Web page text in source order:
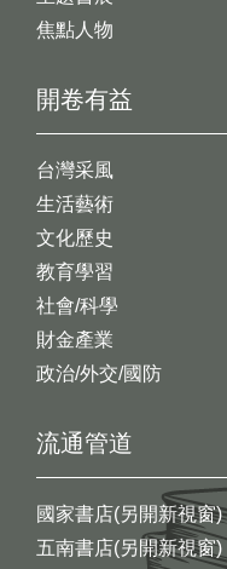
開卷有益
台灣采風
生活藝術
文化歷史
教育學習
社會/科學
財金產業
政治/外交/國防
焦點人物
流通管道
國家書店(另開新視窗)
五南書店(另開新視窗)